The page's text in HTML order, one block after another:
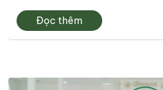
Hồ Chí Minh tổ chức bế giảng
năng phát triển du lịch...
Đọc thêm